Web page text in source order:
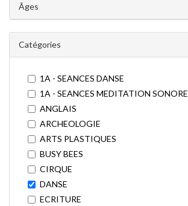
Âges
Catégories
1A - SEANCES DANSE
1A - SEANCES MEDITATION SONORE
ANGLAIS
ARCHEOLOGIE
ARTS PLASTIQUES
BUSY BEES
CIRQUE
DANSE
ECRITURE